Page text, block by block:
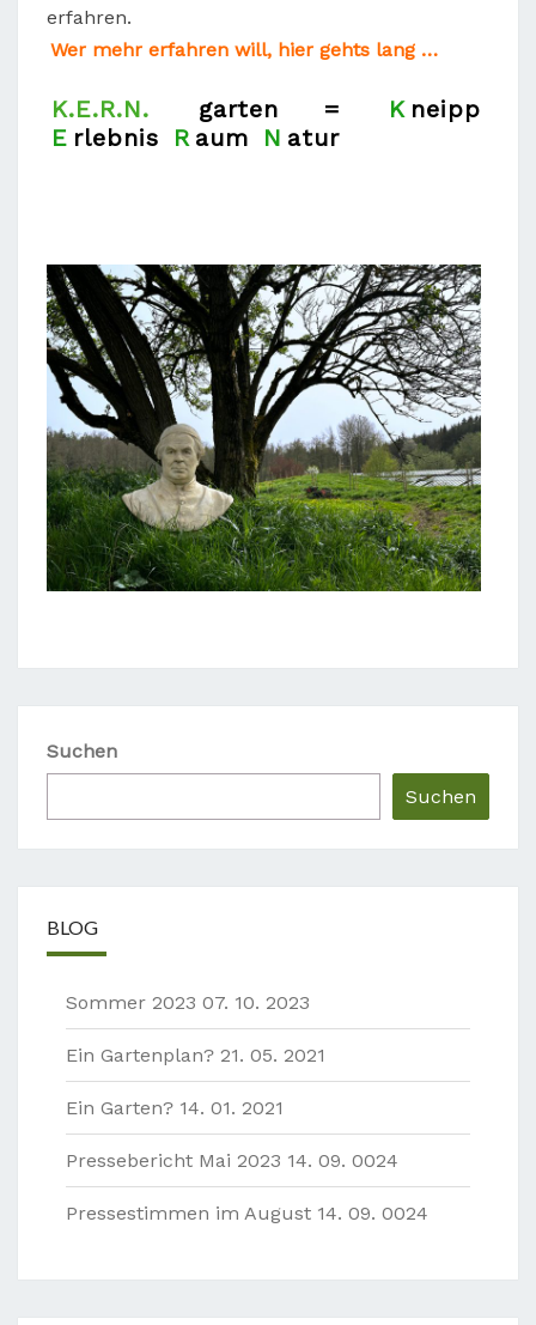
erfahren.
Wer mehr erfahren will, hier gehts lang …
K.E.R.N. garten = K neipp
E rlebnis R aum N atur
Suchen
Suchen
BLOG
Sommer 2023 07. 10. 2023
Ein Gartenplan? 21. 05. 2021
Ein Garten? 14. 01. 2021
Pressebericht Mai 2023 14. 09. 0024
Pressestimmen im August 14. 09. 0024